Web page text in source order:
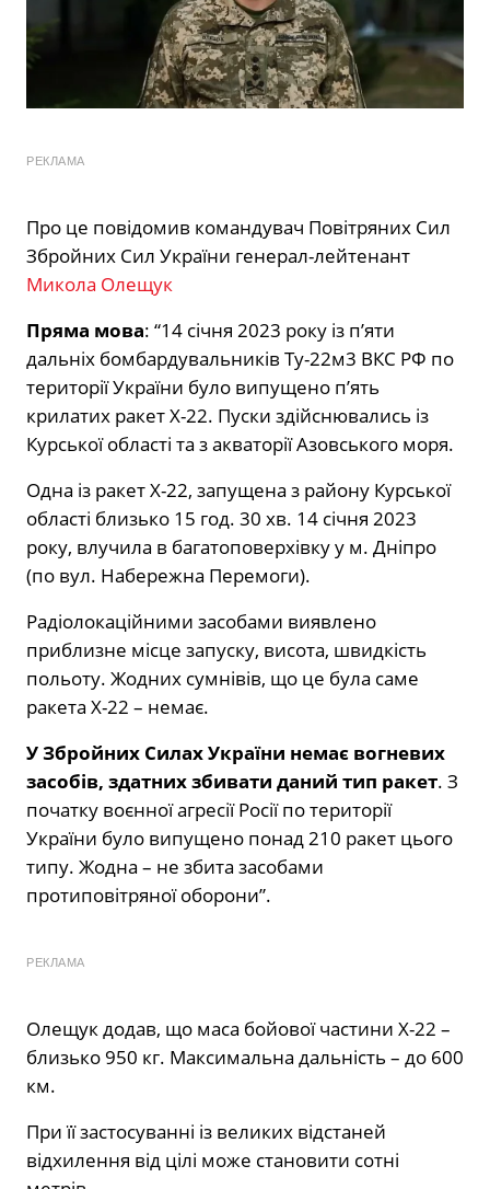
РЕКЛАМА
Про це повідомив командувач Повітряних Сил
Збройних Сил України генерал-лейтенант
Микола Олещук
Пряма мова: “14 січня 2023 року із п’яти
дальніх бомбардувальників Ту-22м3 ВКС РФ по
території України було випущено п’ять
крилатих ракет Х-22. Пуски здійснювались із
Курської області та з акваторії Азовського моря.
Одна із ракет Х-22, запущена з району Курської
області близько 15 год. 30 хв. 14 січня 2023
року, влучила в багатоповерхівку у м. Дніпро
(по вул. Набережна Перемоги).
Радіолокаційними засобами виявлено
приблизне місце запуску, висота, швидкість
польоту. Жодних сумнівів, що це була саме
ракета Х-22 – немає.
У Збройних Силах України немає вогневих
засобів, здатних збивати даний тип ракет. З
початку воєнної агресії Росії по території
України було випущено понад 210 ракет цього
типу. Жодна – не збита засобами
протиповітряної оборони”.
РЕКЛАМА
Олещук додав, що маса бойової частини Х-22 –
близько 950 кг. Максимальна дальність – до 600
км.
При її застосуванні із великих відстаней
відхилення від цілі може становити сотні